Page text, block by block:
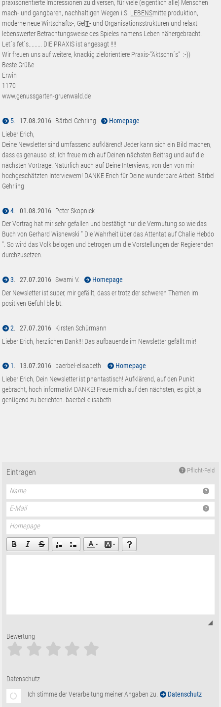
praxisorientierte Impressionen zu diversen, für viele (eigentlich alle) Menschen
mach- und gangbaren, nachhaltigen Wegen i.S. LEBENSmittelproduktion,
moderne neue Wirtschafts-, GelT- und Organisationsstrukturen und relaxt
lebenswerter Betrachtungsweise des Spieles namens Leben nähergebracht.
Let´s fet´s......... DIE PRAXIS ist angesagt !!!!
Wir freuen uns auf weitere, knackig zielorientiere Praxis-"Äktschn´s" :-))
Beste Grüße
Erwin
1170
www.genussgarten-gruenwald.de
5. 17.08.2016 Bärbel Gehrling
Homepage
Lieber Erich,
Deine Newsletter sind umfassend aufklärend! Jeder kann sich ein Bild machen,
dass es genauso ist. Ich freue mich auf Deinen nächsten Beitrag und auf die
nächsten Vorträge. Natürlich auch auf Deine Interviews, von den von mir
hochgeschätzten Interviewern! DANKE Erich für Deine wunderbare Arbeit. Bärbel
Gehrling
4. 01.08.2016 Peter Skopnick
Der Vortrag hat mir sehr gefallen und bestätigt nur die Vermutung so wie das
Buch von Gerhard Wisnewski " Die Wahrheit über das Attentat auf Chalie Hebdo
". So wird das Volk belogen und betrogen um die Vorstellungen der Regierenden
durchzusetzen.
3. 27.07.2016 Swami V.
Homepage
Der Newsletter ist super, mir gefällt, dass er trotz der schweren Themen im
positiven Gefühl bleibt.
2. 27.07.2016 Kirsten Schürmann
Lieber Erich, herzlichen Dank!!! Das aufbauende im Newsletter gefällt mir!
1. 13.07.2016 baerbel-elisabeth
Homepage
Lieber Erich, Dein Newsletter ist phantastisch! Aufklärend, auf den Punkt
gebracht, hoch informativ! DANKE! Freue mich auf den nächsten, es gibt ja
genügend zu berichten. baerbel-elisabeth
Pflicht-Feld
Eintragen
Name
E-Mail
Homepage
Bewertung
Datenschutz
Ich stimme der Verarbeitung meiner Angaben zu.
Datenschutz